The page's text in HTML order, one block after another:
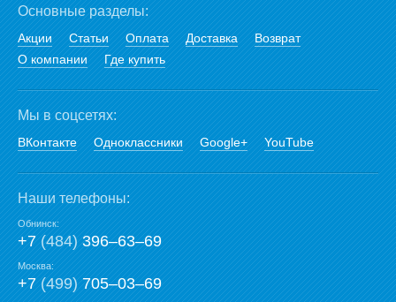
Основные разделы:
Акции Статьи Оплата Доставка
Возврат
О компании
Где купить
Мы в соцсетях:
ВКонтакте Одноклассники Google+ YouTube
Наши телефоны:
Обнинск:
+7(484)396‒63‒69
Москва:
+7(499)705‒03‒69